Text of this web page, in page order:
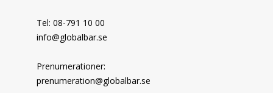
Tel: 08-791 10 00
info@globalbar.se
Prenumerationer:
prenumeration@globalbar.se